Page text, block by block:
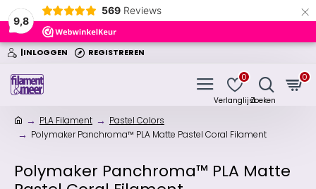
9,8
569 Reviews ×
|INLOGGEN REGISTREREN
0 0
PLA Filament
Pastel Colors
Polymaker Panchroma™ PLA Matte Pastel Coral Filament
Polymaker Panchroma™ PLA Matte